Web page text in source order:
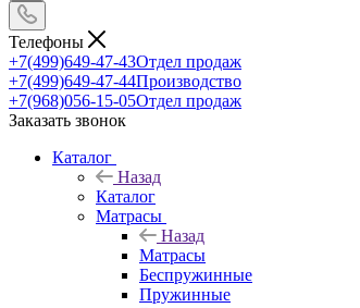
Телефоны
+7(499)649-47-43Отдел продаж
+7(499)649-47-44Производство
+7(968)056-15-05Отдел продаж
Заказать звонок
Каталог
Назад
Каталог
Матрасы
Назад
Матрасы
Беспружинные
Пружинные